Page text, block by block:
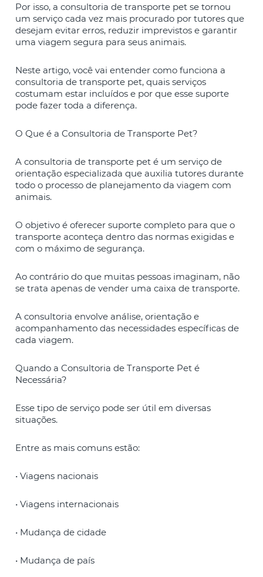
Por isso, a consultoria de transporte pet se tornou
um serviço cada vez mais procurado por tutores que
desejam evitar erros, reduzir imprevistos e garantir
uma viagem segura para seus animais.
Neste artigo, você vai entender como funciona a
consultoria de transporte pet, quais serviços
costumam estar incluídos e por que esse suporte
pode fazer toda a diferença.
O Que é a Consultoria de Transporte Pet?
A consultoria de transporte pet é um serviço de
orientação especializada que auxilia tutores durante
todo o processo de planejamento da viagem com
animais.
O objetivo é oferecer suporte completo para que o
transporte aconteça dentro das normas exigidas e
com o máximo de segurança.
Ao contrário do que muitas pessoas imaginam, não
se trata apenas de vender uma caixa de transporte.
A consultoria envolve análise, orientação e
acompanhamento das necessidades específicas de
cada viagem.
Quando a Consultoria de Transporte Pet é
Necessária?
Esse tipo de serviço pode ser útil em diversas
situações.
Entre as mais comuns estão:
• Viagens nacionais
• Viagens internacionais
• Mudança de cidade
• Mudança de país